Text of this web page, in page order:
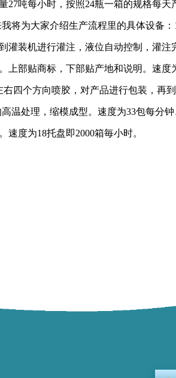
27吨每小时，按照24瓶一箱的规格每天
将为大家介绍生产流程里的具体设备
装机进行灌注，液位自动控制，灌
上部贴商标，下部贴产地和说明。速度
个方向喷胶，对产品进行包装，再
温处理，缩模成型。速度为33包每分
度为18托盘即2000箱毎小时。